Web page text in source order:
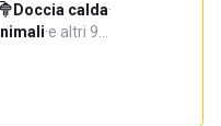
Doccia calda·
·e altri 9…